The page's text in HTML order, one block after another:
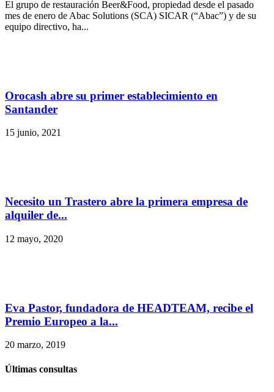
El grupo de restauración Beer&Food, propiedad desde el pasado
mes de enero de Abac Solutions (SCA) SICAR (“Abac”) y de su
equipo directivo, ha...
Orocash abre su primer establecimiento en
Santander
15 junio, 2021
Necesito un Trastero abre la primera empresa de
alquiler de...
12 mayo, 2020
Eva Pastor, fundadora de HEADTEAM, recibe el
Premio Europeo a la...
20 marzo, 2019
Últimas consultas